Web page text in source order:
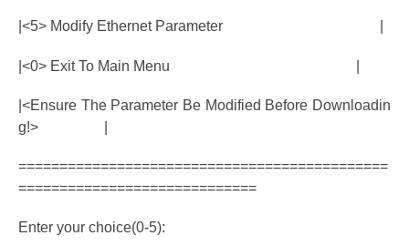
|<5> Modify Ethernet Parameter |
|<0> Exit To Main Menu |
|<Ensure The Parameter Be Modified Before Downloadin
g!> |
=============================================
=============================
Enter your choice(0-5):